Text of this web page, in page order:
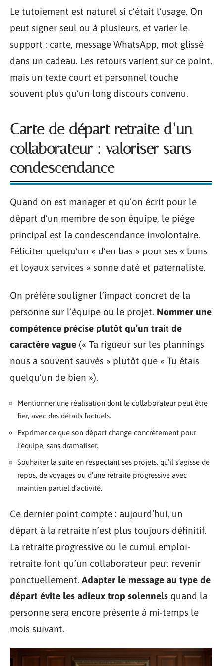
Le tutoiement est naturel si c’était l’usage. On
peut signer seul ou à plusieurs, et varier le
support : carte, message WhatsApp, mot glissé
dans un cadeau. Les retours varient sur ce point,
mais un texte court et personnel touche
souvent plus qu’un long discours convenu.
Carte de départ retraite d’un
collaborateur : valoriser sans
condescendance
Quand on est manager et qu’on écrit pour le
départ d’un membre de son équipe, le piège
principal est la condescendance involontaire.
Féliciter quelqu’un « d’en bas » pour ses « bons
et loyaux services » sonne daté et paternaliste.
On préfère souligner l’impact concret de la
personne sur l’équipe ou le projet. Nommer une
compétence précise plutôt qu’un trait de
caractère vague (« Ta rigueur sur les plannings
nous a souvent sauvés » plutôt que « Tu étais
quelqu’un de bien »).
Mentionner une réalisation dont le collaborateur peut être
fier, avec des détails factuels.
Exprimer ce que son départ change concrètement pour
l’équipe, sans dramatiser.
Souhaiter la suite en respectant ses projets, qu’il s’agisse de
repos, de voyages ou d’une retraite progressive avec
maintien partiel d’activité.
Ce dernier point compte : aujourd’hui, un
départ à la retraite n’est plus toujours définitif.
La retraite progressive ou le cumul emploi-
retraite font qu’un collaborateur peut revenir
ponctuellement. Adapter le message au type de
départ évite les adieux trop solennels quand la
personne sera encore présente à mi-temps le
mois suivant.